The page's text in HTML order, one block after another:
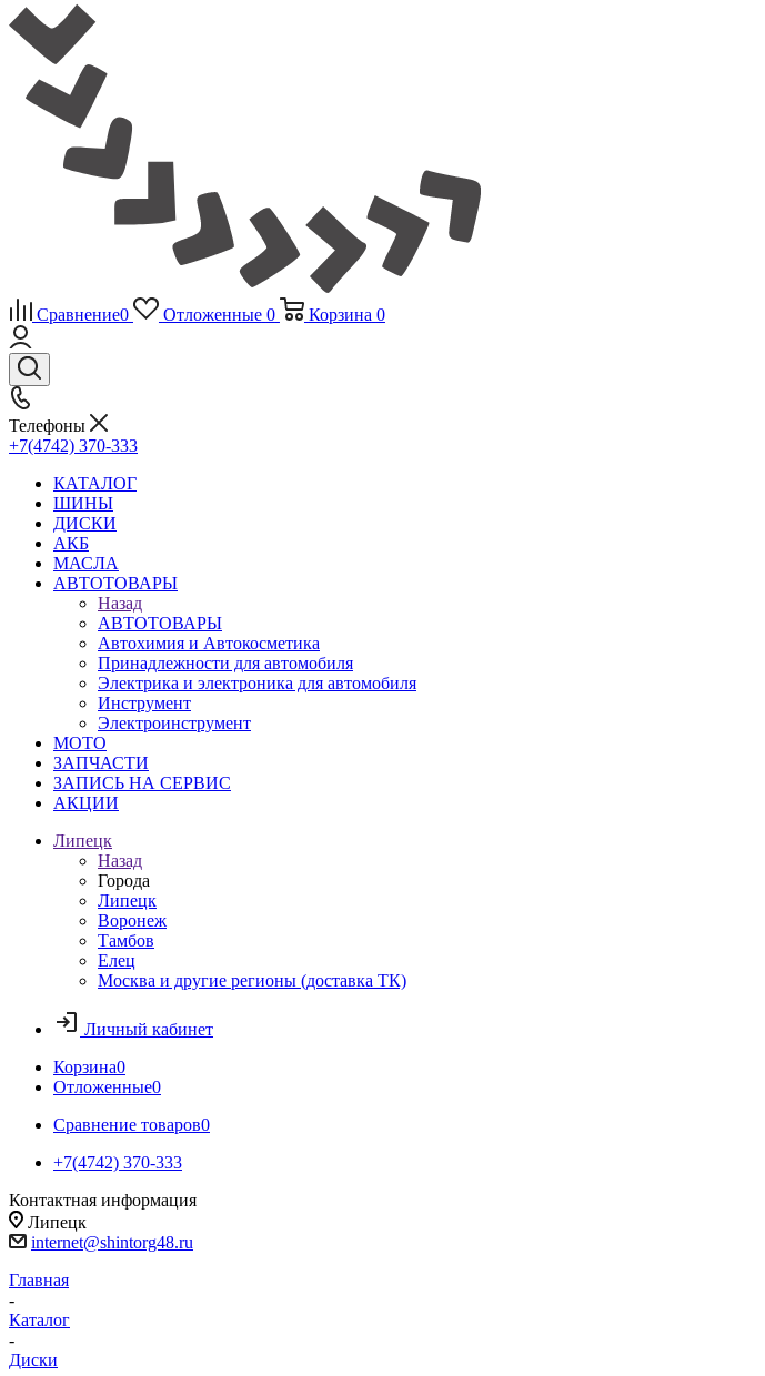
Сравнение0 Отложенные 0 Корзина 0
Телефоны
+7(4742) 370-333
КАТАЛОГ
ШИНЫ
ДИСКИ
АКБ
МАСЛА
АВТОТОВАРЫ
Назад
АВТОТОВАРЫ
Автохимия и Автокосметика
Принадлежности для автомобиля
Электрика и электроника для автомобиля
Инструмент
Электроинструмент
МОТО
ЗАПЧАСТИ
ЗАПИСЬ НА СЕРВИС
АКЦИИ
Липецк
Назад
Города
Липецк
Воронеж
Тамбов
Елец
Москва и другие регионы (доставка ТК)
Личный кабинет
Корзина0
Отложенные0
Сравнение товаров0
+7(4742) 370-333
Контактная информация
Липецк
internet@shintorg48.ru
Главная
-
Каталог
-
Диски